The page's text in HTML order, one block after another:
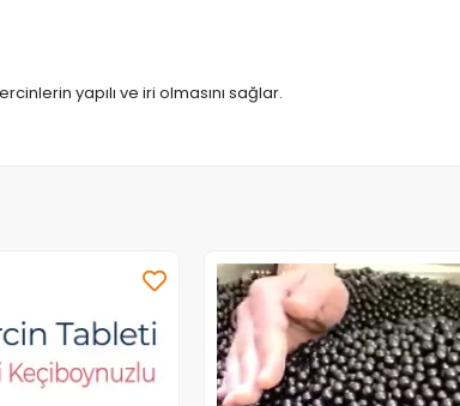
yapılı ve iri olmasını sağlar.